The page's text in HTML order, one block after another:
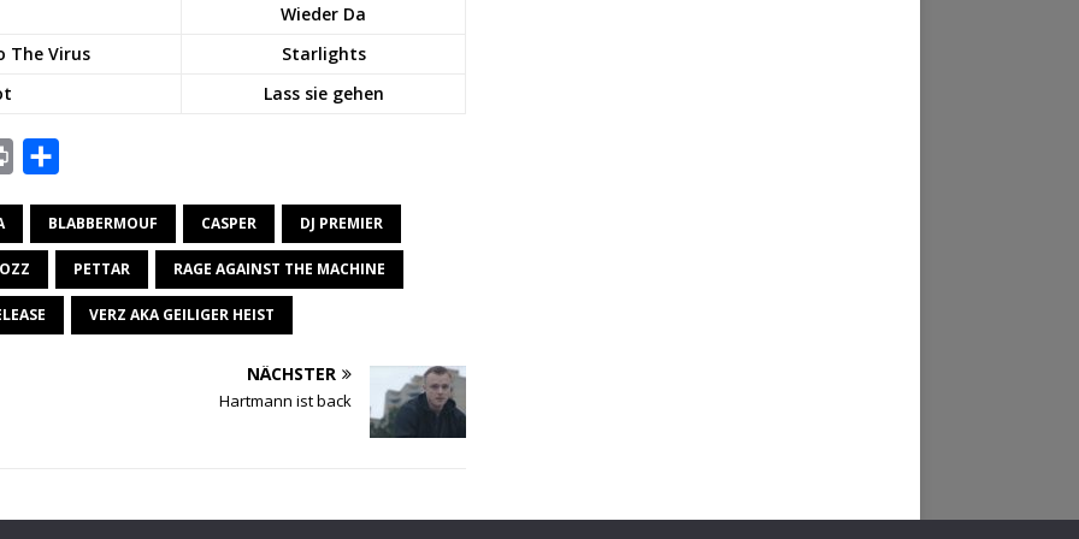
Wieder Da
The Virus
Starlights
Lass sie gehen
n
t
i
e
n
BLABBERMOUF CASPER DJ PREMIER
PETTAR RAGE AGAINST THE MACHINE
VERZ AKA GEILIGER HEIST
NÄCHSTER
Hartmann ist back